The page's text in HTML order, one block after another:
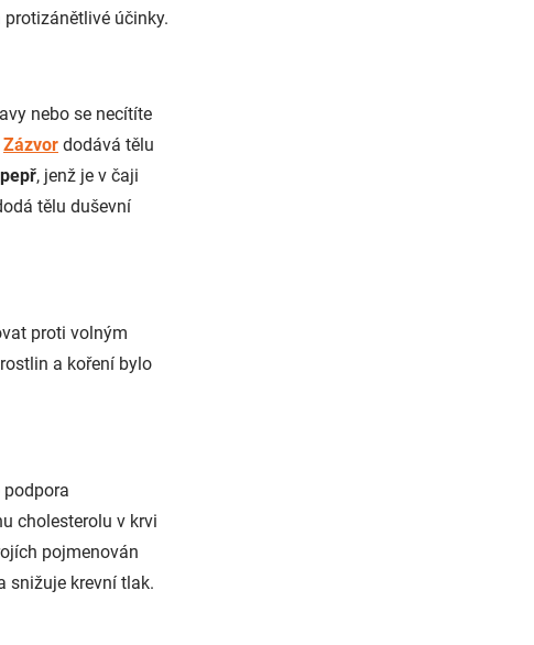
účinky.
nebo se necítíte
Zázvor dodává tělu
pepř, jenž je v čaji
tělu duševní
proti volným
a koření bylo
cholesterolu v krvi
pojmenován
snižuje krevní tlak.